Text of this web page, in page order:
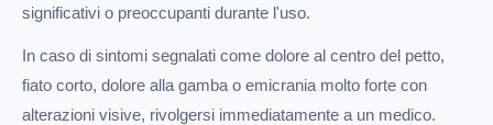
significativi o preoccupanti durante l'uso.
In caso di sintomi segnalati come dolore al centro del petto,
fiato corto, dolore alla gamba o emicrania molto forte con
alterazioni visive, rivolgersi immediatamente a un medico.